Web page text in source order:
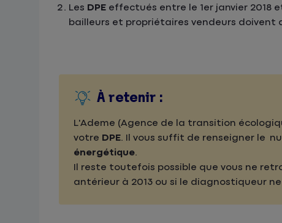
Les DPE effectués entre le 1er janvier 2018
bailleurs et propriétaires vendeurs doivent
À retenir :
L'Ademe (Agence de la transition
votre DPE. Il vous suffit de renseigner le
énergétique.
Il reste toutefois possible que vous ne
antérieur à 2013 ou si le diagnostiqueur